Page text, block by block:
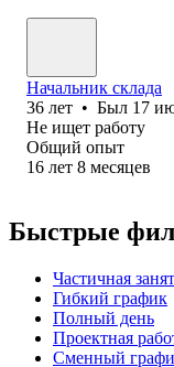
Начальник склада
36 лет • Был 17
Не ищет работу
Общий опыт
16 лет 8 месяцев
Быстрые
Частичная
Гибкий график
Полный день
Проектная
Сменный